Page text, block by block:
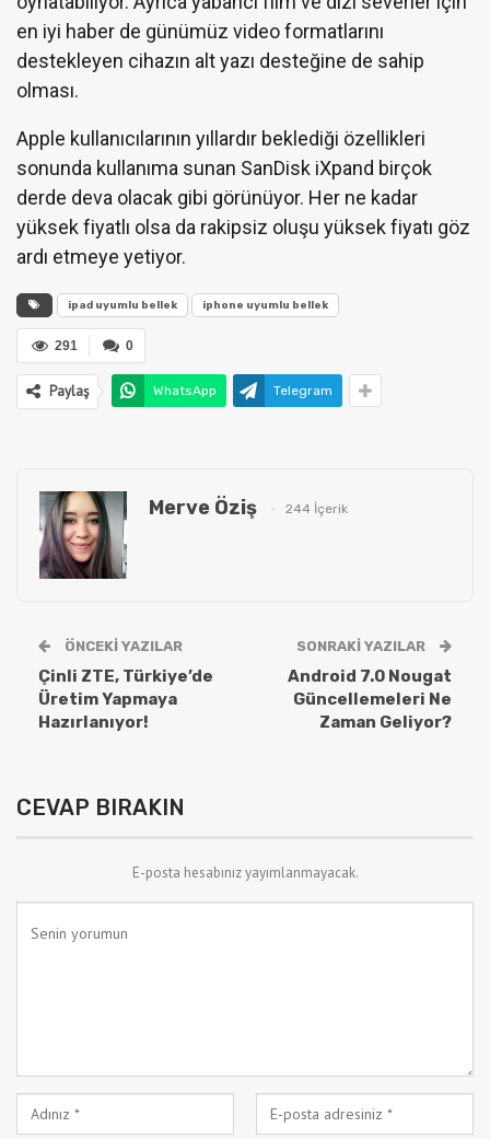
en iyi haber de günümüz video formatlarını
destekleyen cihazın alt yazı desteğine de sahip
olması.
Apple kullanıcılarının yıllardır beklediği özellikleri
sonunda kullanıma sunan SanDisk iXpand birçok
derde deva olacak gibi görünüyor. Her ne kadar
yüksek fiyatlı olsa da rakipsiz oluşu yüksek fiyatı göz
ardı etmeye yetiyor.
ipad uyumlu bellek iphone uyumlu bellek
0
291
Paylaş WhatsApp Telegram
Merve Öziş 244 İçerik
ÖNCEKI YAZILAR
Çinli ZTE, Türkiye’de
Üretim Yapmaya
Hazırlanıyor!
SONRAKI YAZILAR
Android 7.0 Nougat
Güncellemeleri Ne
Zaman Geliyor?
CEVAP BIRAKIN
E-posta hesabınız yayımlanmayacak.